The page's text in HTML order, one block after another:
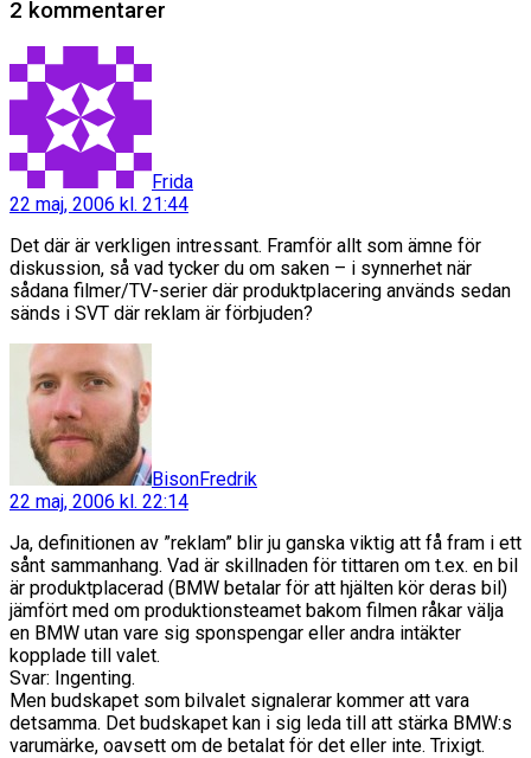
2 kommentarer
Frida
22 maj, 2006 kl. 21:44
Det där är verkligen intressant. Framför allt som ämne för
diskussion, så vad tycker du om saken – i synnerhet när
sådana filmer/TV-serier där produktplacering används sedan
sänds i SVT där reklam är förbjuden?
BisonFredrik
22 maj, 2006 kl. 22:14
Ja, definitionen av ”reklam” blir ju ganska viktig att få fram i ett
sånt sammanhang. Vad är skillnaden för tittaren om t.ex. en bil
är produktplacerad (BMW betalar för att hjälten kör deras bil)
jämfört med om produktionsteamet bakom filmen råkar välja
en BMW utan vare sig sponspengar eller andra intäkter
kopplade till valet.
Svar: Ingenting.
Men budskapet som bilvalet signalerar kommer att vara
detsamma. Det budskapet kan i sig leda till att stärka BMW:s
varumärke, oavsett om de betalat för det eller inte. Trixigt.